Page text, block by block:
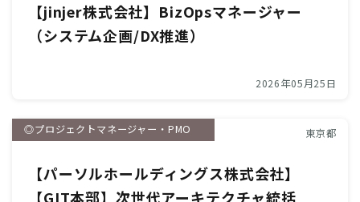
【jinjer株式会社】BizOpsマネージャー
（システム企画/DX推進）
2026年05月25日
◎プロジェクトマネージャー・PMO 東京都
【パーソルホールディングス株式会社】
【GIT本部】次世代アーキテクチャ統括